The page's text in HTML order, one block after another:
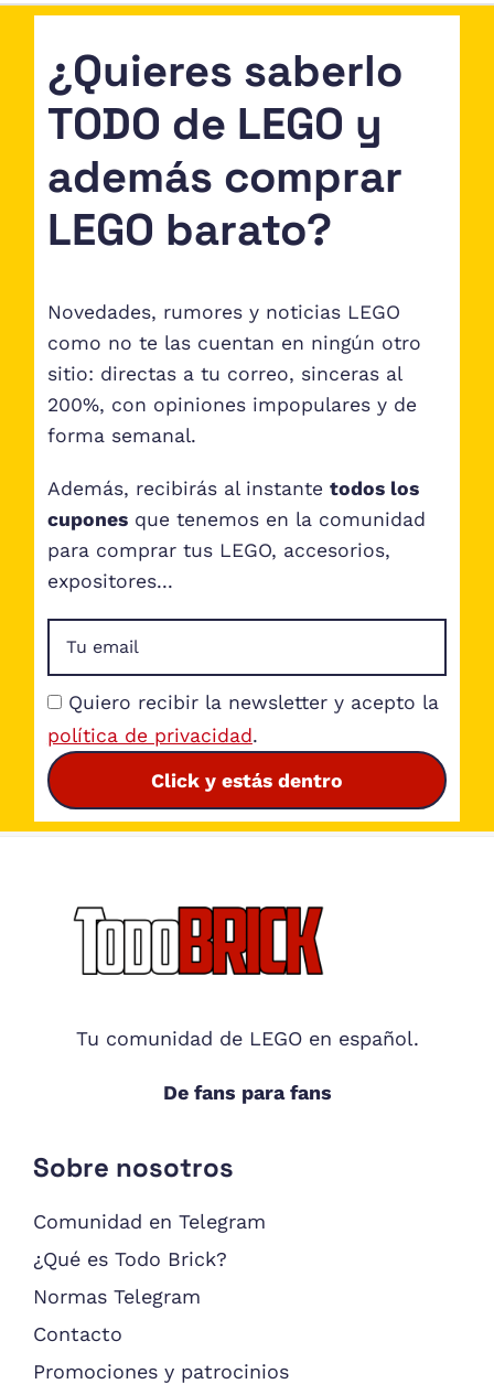
¿Quieres saberlo
TODO de LEGO y
además comprar
LEGO barato?
Novedades, rumores y noticias LEGO
como no te las cuentan en ningún otro
sitio: directas a tu correo, sinceras al
200%, con opiniones impopulares y de
forma semanal.
Además, recibirás al instante todos los
cuponesque tenemos en la comunidad
para comprar tus LEGO, accesorios,
expositores...
Quiero recibir la newsletter y acepto la
política de privacidad.
Click y estás dentro
Footer
Tu comunidad de LEGO en español.
De fans para fans
Sobre nosotros
Comunidad en Telegram
¿Qué es Todo Brick?
Normas Telegram
Contacto
Promociones y patrocinios